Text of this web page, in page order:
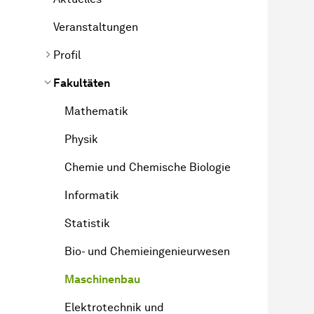
Veranstaltungen
Profil
Fakultäten
Mathematik
Physik
Chemie und Chemische Biologie
Informatik
Statistik
Bio- und Chemieingenieurwesen
Maschinenbau
Elektrotechnik und